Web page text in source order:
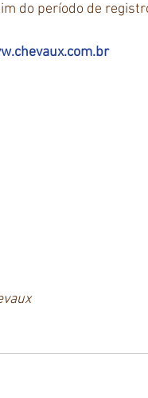
do período de